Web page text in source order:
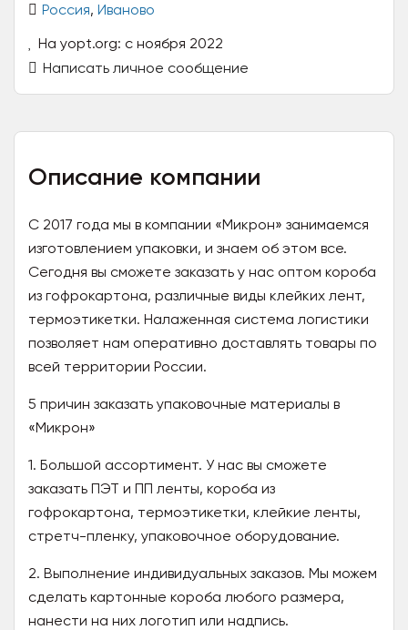
Россия, Иваново
На yopt.org: с ноября 2022
Написать личное сообщение
Описание компании
С 2017 года мы в компании «Микрон» занимаемся
изготовлением упаковки, и знаем об этом все.
Сегодня вы сможете заказать у нас оптом короба
из гофрокартона, различные виды клейких лент,
термоэтикетки. Налаженная система логистики
позволяет нам оперативно доставлять товары по
всей территории России.
5 причин заказать упаковочные материалы в
«Микрон»
1. Большой ассортимент. У нас вы сможете
заказать ПЭТ и ПП ленты, короба из
гофрокартона, термоэтикетки, клейкие ленты,
стретч-пленку, упаковочное оборудование.
2. Выполнение индивидуальных заказов. Мы можем
сделать картонные короба любого размера,
нанести на них логотип или надпись.